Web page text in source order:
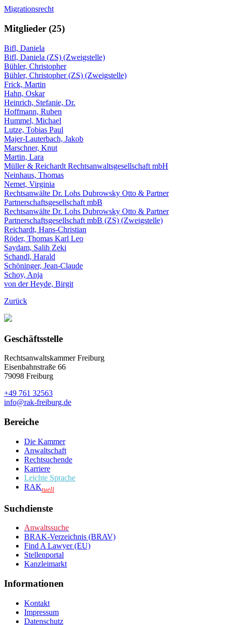
Migrationsrecht
Mitglieder (25)
Bifl, Daniela
Bifl, Daniela (ZS) (Zweigstelle)
Bühler, Christopher
Bühler, Christopher (ZS) (Zweigstelle)
Frick, Martin
Hahn, Oskar
Heinrich, Stefanie, Dr.
Hoffmann, Ruben
Hummel, Michael
Lutze, Tobias Paul
Majer-Lauterbach, Jakob
Marschner, Knut
Martin, Lara
Müller & Reichardt Rechtsanwaltsgesellschaft mbH
Neinhaus, Thomas
Nemet, Virginia
Rechtsanwälte Dr. Lohs Dubrowsky Otto & Partner
Partnerschaftsgesellschaft mbB
Rechtsanwälte Dr. Lohs Dubrowsky Otto & Partner
Partnerschaftsgesellschaft mbB (ZS) (Zweigstelle)
Reichardt, Hans-Christian
Röder, Thomas Karl Leo
Saydam, Salih Zeki
Schandl, Harald
Schöninger, Jean-Claude
Schoy, Anja
von der Heyde, Birgit
Zurück
Geschäftsstelle
Rechtsanwaltskammer Freiburg
Eisenbahnstraße 66
79098 Freiburg
+49 761 32563
info@rak-freiburg.de
Bereiche
Die Kammer
Anwaltschaft
Rechtsuchende
Karriere
Leichte Sprache
RAKtuell
Suchdienste
Anwaltssuche
BRAK-Verzeichnis (BRAV)
Find A Lawyer (EU)
Stellenportal
Kanzleimarkt
Informationen
Kontakt
Impressum
Datenschutz